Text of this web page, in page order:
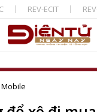
REV-ECIT
Mobile